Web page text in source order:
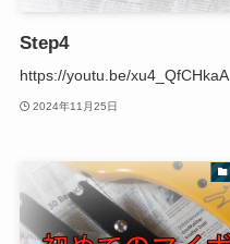
Step4
https://youtu.be/xu4_QfCHkaA
2024年11月25日